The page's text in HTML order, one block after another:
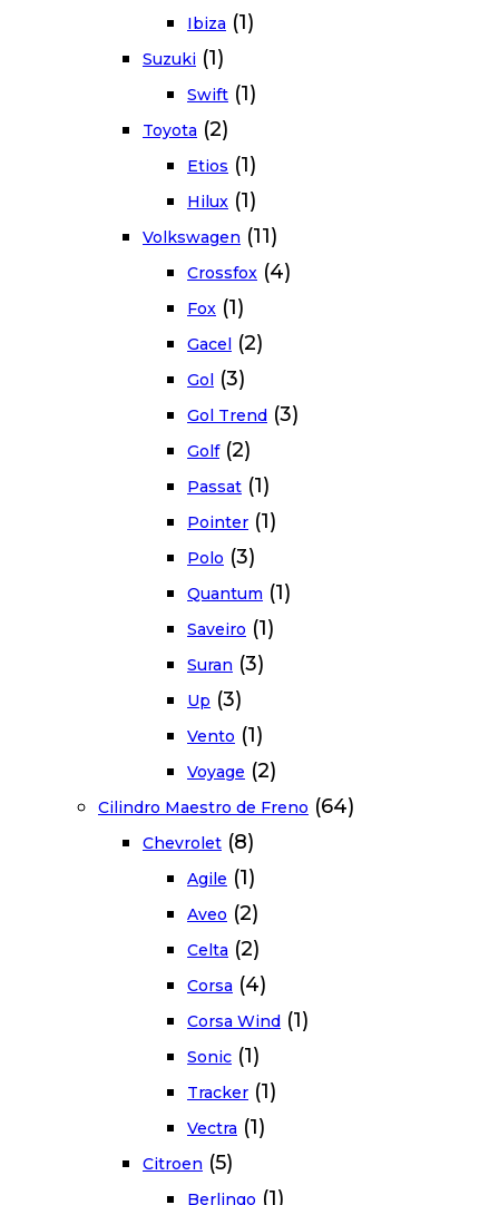
Ibiza (1)
Suzuki (1)
Swift (1)
Toyota (2)
Etios (1)
Hilux (1)
Volkswagen (11)
Crossfox (4)
Fox (1)
Gacel (2)
Gol (3)
Gol Trend (3)
Golf (2)
Passat (1)
Pointer (1)
Polo (3)
Quantum (1)
Saveiro (1)
Suran (3)
Up (3)
Vento (1)
Voyage (2)
Cilindro Maestro de Freno (64)
Chevrolet (8)
Agile (1)
Aveo (2)
Celta (2)
Corsa (4)
Corsa Wind (1)
Sonic (1)
Tracker (1)
Vectra (1)
Citroen (5)
Berlingo (1)